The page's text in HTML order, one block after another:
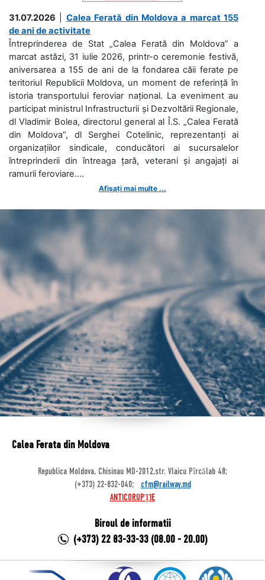
31.07.2026
Calea Ferată din Moldova a marcat 155
de ani de activitate
Întreprinderea de Stat „Calea Ferată din Moldova” a
marcat astăzi, 31 iulie 2026, printr-o ceremonie festivă,
aniversarea a 155 de ani de la fondarea căii ferate pe
teritoriul Republicii Moldova, un moment de referință în
istoria transportului feroviar național. La eveniment au
participat ministrul Infrastructurii și Dezvoltării Regionale,
dl Vladimir Bolea, directorul general al Î.S. „Calea Ferată
din Moldova”, dl Serghei Cotelinic, reprezentanți ai
organizațiilor sindicale, conducători ai sucursalelor
întreprinderii din întreaga țară, veterani și angajați ai
ramurii feroviare....
Afișați mai multe ...
Calea Ferata din Moldova
Republica Moldova, Chisinau MD-2012,str. Vlaicu Pîrcălab 48;
(+373) 22-832-040;
cfm@railway.md
ANTICORUPȚIE
Biroul de informatii
(+373) 22 83-33-33 (08.00 - 20.00)